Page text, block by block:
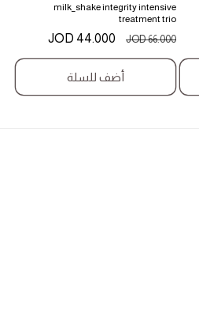
Wishlist
milk_shake integrity intensive
treatment trio
السعر
المبدئي
66.000 JOD
سعر
البيع
44.000 JOD
أضف للسلة